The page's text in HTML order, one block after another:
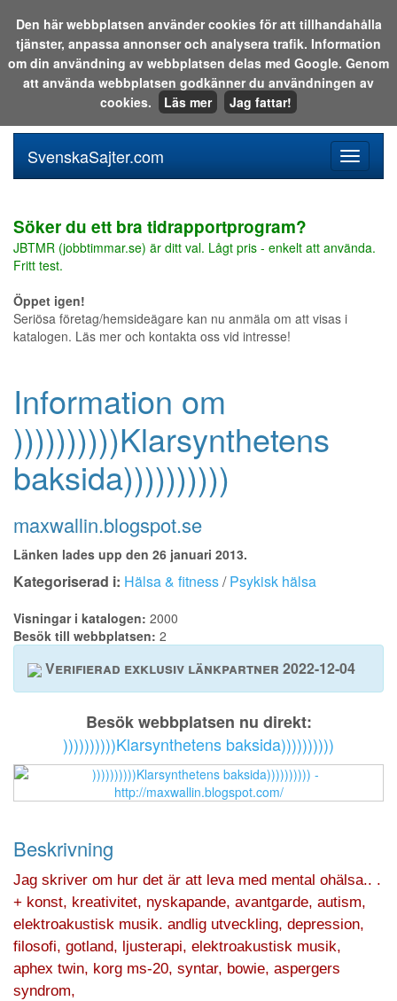
Sök i katalogen eller på webben:
meny
SvenskaSajter.com
Söker du ett bra tidrapportprogram?
JBTMR (jobbtimmar.se) är ditt val. Lågt pris - enkelt att använda.
Fritt test.
Öppet igen!
Seriösa företag/hemsideägare kan nu anmäla om att visas i
katalogen. Läs mer och kontakta oss vid intresse!
Information om
))))))))))Klarsynthetens
baksida))))))))))
maxwallin.blogspot.se
Länken lades upp den 26 januari 2013.
Kategoriserad i: Hälsa & fitness/Psykisk hälsa
Visningar i katalogen: 2000
Besök till webbplatsen: 2
Verifierad exklusiv länkpartner 2022-12-04
Besök webbplatsen nu direkt:
))))))))))Klarsynthetens baksida))))))))))
Beskrivning
Jag skriver om hur det är att leva med mental ohälsa.. .
+ konst, kreativitet, nyskapande, avantgarde, autism,
elektroakustisk musik. andlig utveckling, depression,
filosofi, gotland, ljusterapi, elektroakustisk musik,
aphex twin, korg ms-20, syntar, bowie, aspergers
syndrom,
Den här webbplatsen använder cookies för att tillhandahålla
tjänster, anpassa annonser och analysera trafik. Information
om din användning av webbplatsen delas med Google. Genom
att använda webbplatsen godkänner du användningen av
cookies.
Läs mer Jag fattar!